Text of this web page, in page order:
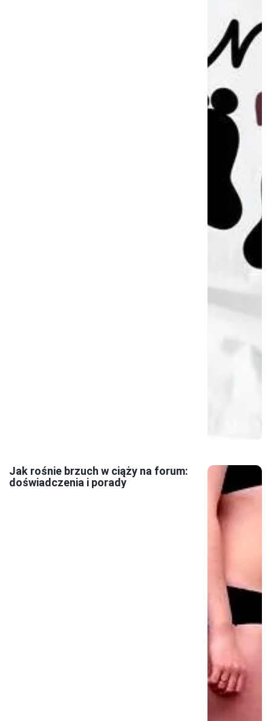
Jak rośnie brzuch w ciąży na forum:
doświadczenia i porady